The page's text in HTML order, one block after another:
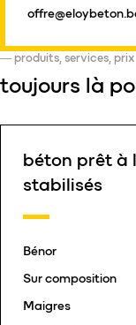
produits, services, prix
toujours là
béton prêt à
stabilisés
Bénor
Sur composition
Maigres